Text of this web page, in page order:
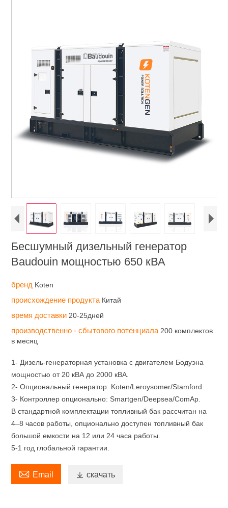
Бесшумный дизельный генератор
Baudouin мощностью 650 кВА
бренд Koten
происхождение продукта Китай
время доставки 20-25дней
производственно - сбытового потенциала 200 комплектов
в месяц
1- Дизель-генераторная установка с двигателем Бодуэна
мощностью от 20 кВА до 2000 кВА.
2- Опциональный генератор: Koten/Leroysomer/Stamford.
3- Контроллер опционально: Smartgen/Deepsea/ComAp.
В стандартной комплектации топливный бак рассчитан на
4–8 часов работы, опционально доступен топливный бак
большой емкости на 12 или 24 часа работы.
5-1 год глобальной гарантии.
 Email  скачать